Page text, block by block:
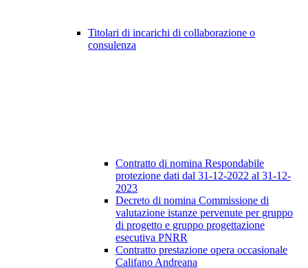
Titolari di incarichi di collaborazione o
consulenza
Contratto di nomina Respondabile
protezione dati dal 31-12-2022 al 31-12-
2023
Decreto di nomina Commissione di
valutazione istanze pervenute per gruppo
di progetto e gruppo progettazione
esecutiva PNRR
Contratto prestazione opera occasionale
Califano Andreana